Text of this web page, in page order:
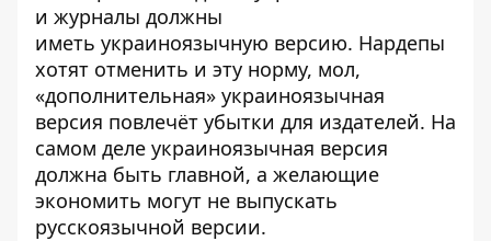
и журналы должны
иметь украиноязычную версию. Нардепы
хотят отменить и эту норму, мол,
«дополнительная» украиноязычная
версия повлечёт убытки для издателей. На
самом деле украиноязычная версия
должна быть главной, а желающие
экономить могут не выпускать
русскоязычной версии.